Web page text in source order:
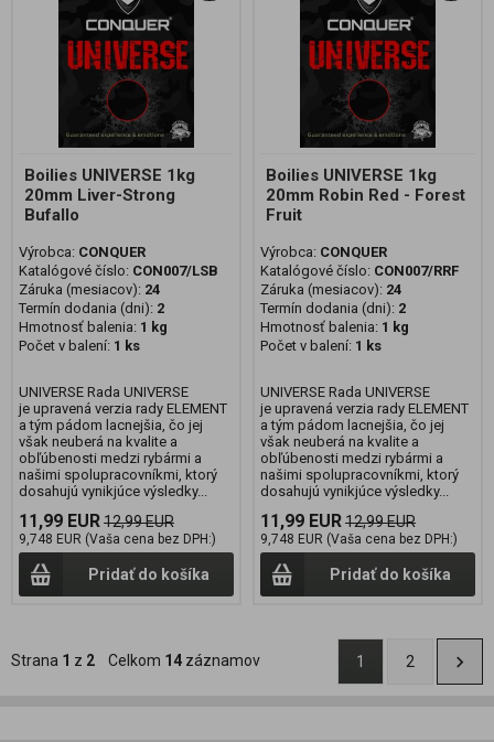
Boilies UNIVERSE 1kg
20mm Liver-Strong
Bufallo
Výrobca: CONQUER
Katalógové číslo: CON007/LSB
Záruka (mesiacov): 24
Termín dodania (dni): 2
Hmotnosť balenia: 1 kg
Počet v balení: 1 ks
UNIVERSE Rada UNIVERSE
je upravená verzia rady ELEMENT
a tým pádom lacnejšia, čo jej
však neuberá na kvalite a
obľúbenosti medzi rybármi a
našimi spolupracovníkmi, ktorý
dosahujú vynikjúce výsledky...
11,99 EUR12,99 EUR
9,748 EUR (Vaša cena bez DPH:)
Pridať do košíka
Boilies UNIVERSE 1kg
20mm Robin Red - Forest
Fruit
Výrobca: CONQUER
Katalógové číslo: CON007/RRF
Záruka (mesiacov): 24
Termín dodania (dni): 2
Hmotnosť balenia: 1 kg
Počet v balení: 1 ks
UNIVERSE Rada UNIVERSE
je upravená verzia rady ELEMENT
a tým pádom lacnejšia, čo jej
však neuberá na kvalite a
obľúbenosti medzi rybármi a
našimi spolupracovníkmi, ktorý
dosahujú vynikjúce výsledky...
11,99 EUR12,99 EUR
9,748 EUR (Vaša cena bez DPH:)
Pridať do košíka
Strana 1 z 2 Celkom 14 záznamov 1 2